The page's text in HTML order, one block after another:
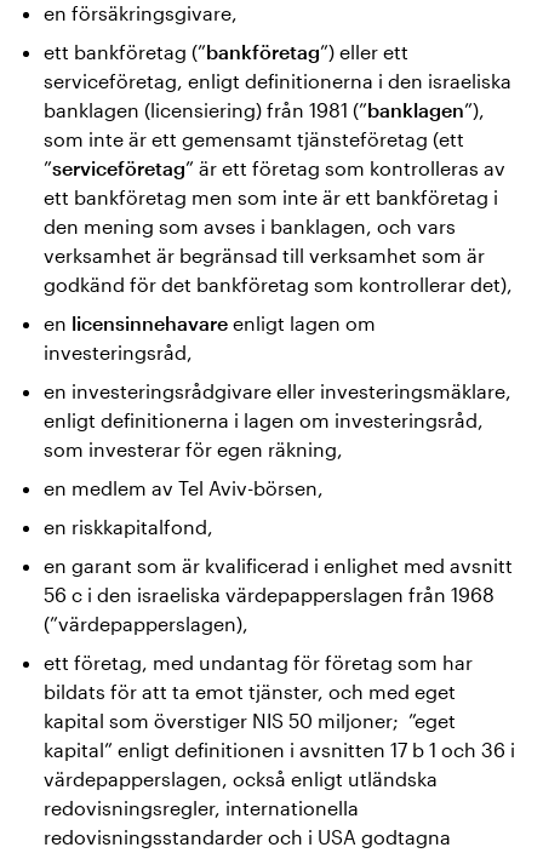
en försäkringsgivare,
ett bankföretag (”bankföretag”) eller ett
serviceföretag, enligt definitionerna i den israeliska
banklagen (licensiering) från 1981 (”banklagen”),
som inte är ett gemensamt tjänsteföretag (ett
”serviceföretag” är ett företag som kontrolleras av
ett bankföretag men som inte är ett bankföretag i
den mening som avses i banklagen, och vars
verksamhet är begränsad till verksamhet som är
godkänd för det bankföretag som kontrollerar det),
en licensinnehavare enligt lagen om
investeringsråd,
en investeringsrådgivare eller investeringsmäklare,
enligt definitionerna i lagen om investeringsråd,
som investerar för egen räkning,
en medlem av Tel Aviv-börsen,
en riskkapitalfond,
en garant som är kvalificerad i enlighet med avsnitt
56 c i den israeliska värdepapperslagen från 1968
(”värdepapperslagen),
ett företag, med undantag för företag som har
bildats för att ta emot tjänster, och med eget
kapital som överstiger NIS 50 miljoner; ”eget
kapital” enligt definitionen i avsnitten 17 b 1 och 36 i
värdepapperslagen, också enligt utländska
redovisningsregler, internationella
redovisningsstandarder och i USA godtagna